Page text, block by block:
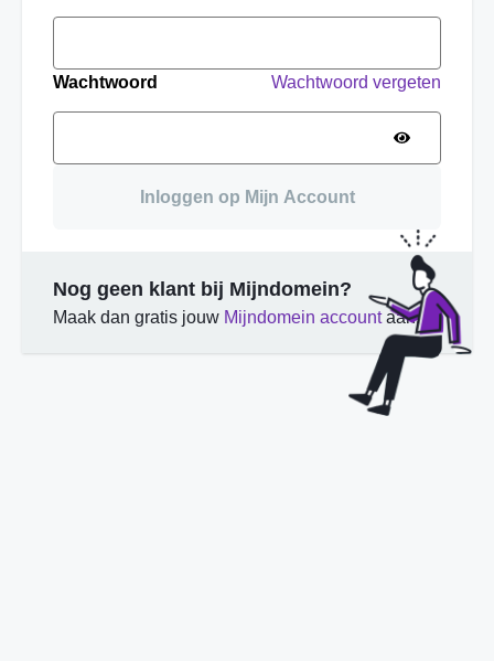
Wachtwoord vergeten
Wachtwoord
Inloggen op Mijn Account
Nog geen klant bij Mijndomein?
Maak dan gratis jouw Mijndomein account aan.